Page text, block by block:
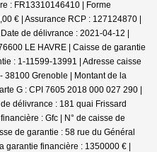
: FR13310146410 | Forme
€ | Assurance RCP : 127124870 |
de délivrance : 2021-04-12 |
LE HAVRE | Caisse de garantie
: 1-11599-13991 | Adresse caisse
38100 Grenoble | Montant de la
G : CPI 7605 2018 000 027 290 |
délivrance : 181 quai Frissard
: Gfc | N° de caisse de
de garantie : 58 rue du Général
garantie financière : 1350000 € |